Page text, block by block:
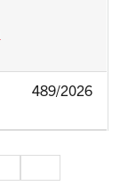
489/2026